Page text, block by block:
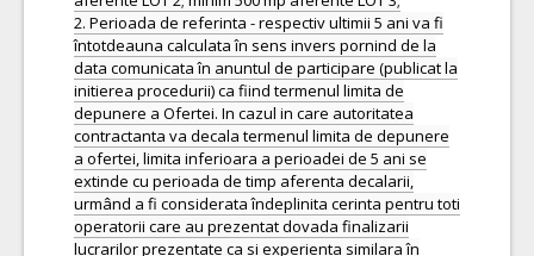
2. Perioada de referinta - respectiv ultimii 5 ani va fi
întotdeauna calculata în sens invers pornind de la
data comunicata în anuntul de participare (publicat la
initierea procedurii) ca fiind termenul limita de
depunere a Ofertei. In cazul in care autoritatea
contractanta va decala termenul limita de depunere
a ofertei, limita inferioara a perioadei de 5 ani se
extinde cu perioada de timp aferenta decalarii,
urmând a fi considerata îndeplinita cerinta pentru toti
operatorii care au prezentat dovada finalizarii
lucrarilor prezentate ca si experienta similara în